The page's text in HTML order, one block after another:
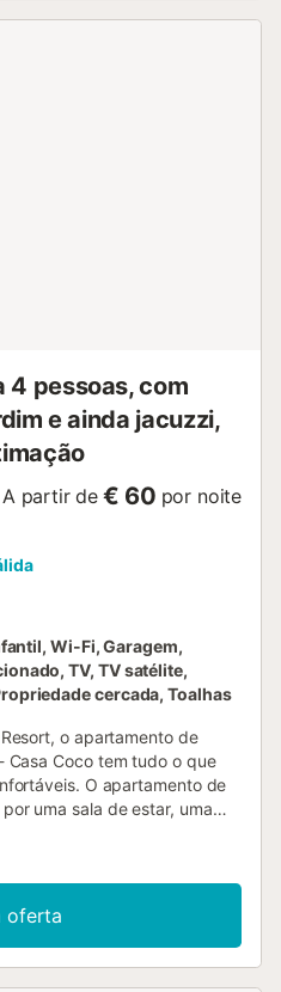
4 pessoas, com
e ainda jacuzzi,
A partir de € 60 por noite
Wi-Fi, Garagem,
TV, TV satélite,
cercada, Toalhas
o apartamento de
Casa Coco tem tudo o que
O apartamento de
uma sala de estar, uma
pessoas. As comodidades
para chamadas de
os quartos, uma
consola de jogos, bem como
de férias possui uma área
oferta